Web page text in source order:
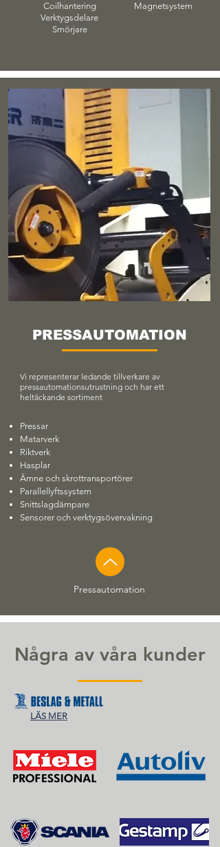
Coilhantering
Verktygsdelare
Smörjare
Magnetsystem
PRESSAUTOMATION
Vi representerar ledande tillverkare av
pressautomationsutrustning och har ett
heltäckande sortiment
Pressar
Matarverk
Riktverk
Hasplar
Ämne och skrottransportörer
Parallellyftssystem
Snittslagdämpare
Sensorer och verktygsövervakning
Pressautomation
Några av våra kunder
LÄS MER